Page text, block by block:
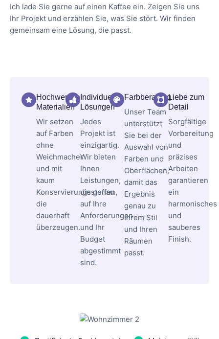
Ich lade Sie gerne auf einen Kaffee ein. Zeigen Sie uns
Ihr Projekt und erzählen Sie, was Sie stört. Wir finden
gemeinsam eine Lösung, die passt.
Hochwertige
Materialien
Wir setzen
auf Farben
ohne
Weichmacher
und mit
kaum
Konservierungsstoffen,
die
dauerhaft
überzeugen.
Individuelle
Lösungen
Jedes
Projekt ist
einzigartig.
Wir bieten
Ihnen
Leistungen,
die genau
auf Ihre
Anforderungen
und Ihr
Budget
abgestimmt
sind.
Farbberatung
Unser Team
unterstützt
Sie bei der
Auswahl von
Farben und
Oberflächen,
damit das
Ergebnis
genau zu
Ihrem Stil
und Ihren
Räumen
passt.
Liebe zum
Detail
Sorgfältige
Vorbereitung
und
präzises
Arbeiten
garantieren
ein
harmonisches
und
sauberes
Finish.